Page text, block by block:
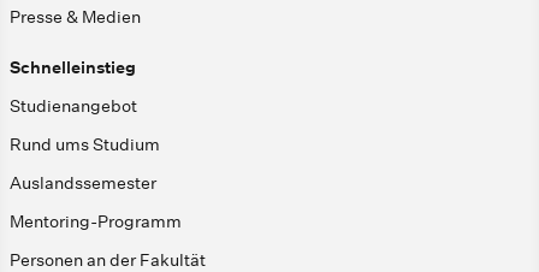
Presse & Medien
Schnelleinstieg
Studienangebot
Rund ums Studium
Auslandssemester
Mentoring-Programm
Personen an der Fakultät